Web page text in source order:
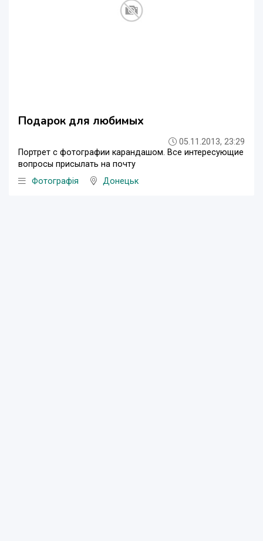
Подарок для любимых
05.11.2013, 23:29
Портрет с фотографии карандашом. Все интересующие
вопросы присылать на почту
Фотографія
Донецьк